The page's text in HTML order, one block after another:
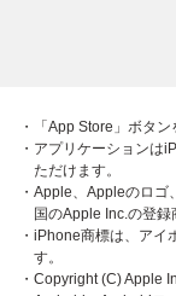
・「App Store」ボタ
・アプリケーションは
ただけます。
・Apple、Appleのロ
国のApple Inc.の登録
・iPhone商標は、アイ
す。
・Copyright (C) Apple